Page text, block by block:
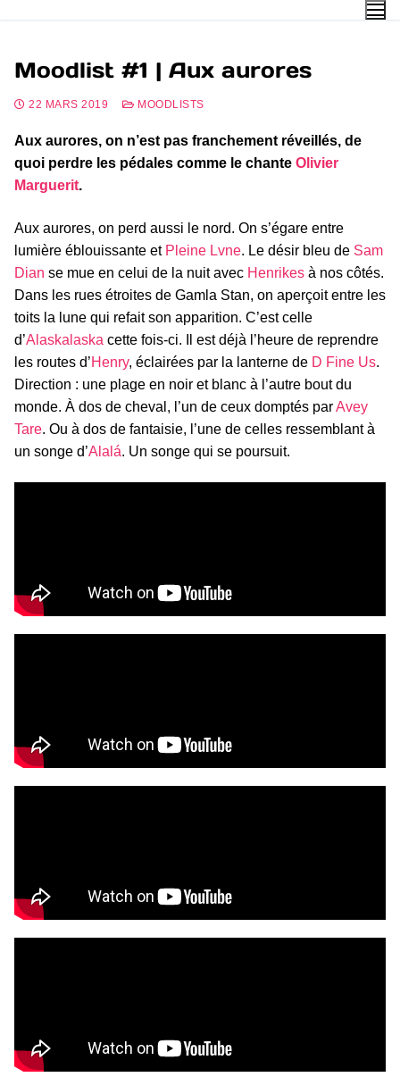
Moodlist #1 | Aux aurores
22 MARS 2019 MOODLISTS
Aux aurores, on n’est pas franchement réveillés, de
quoi perdre les pédales comme le chante Olivier
Marguerit.
Aux aurores, on perd aussi le nord. On s’égare entre
lumière éblouissante et Pleine Lvne. Le désir bleu de Sam
Dian se mue en celui de la nuit avec Henrikes à nos côtés.
Dans les rues étroites de Gamla Stan, on aperçoit entre les
toits la lune qui refait son apparition. C’est celle
d’Alaskalaska cette fois-ci. Il est déjà l’heure de reprendre
les routes d’Henry, éclairées par la lanterne de D Fine Us.
Direction : une plage en noir et blanc à l’autre bout du
monde. À dos de cheval, l’un de ceux domptés parAvey
Tare. Ou à dos de fantaisie, l’une de celles ressemblant à
un songe d’Alalá. Un songe qui se poursuit.